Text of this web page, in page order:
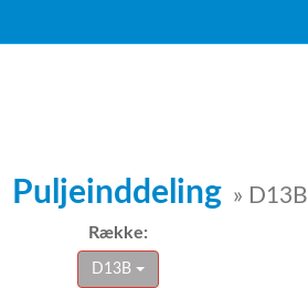
Puljeinddeling » D13B
Række:
D13B